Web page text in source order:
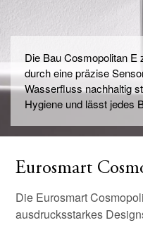
Die Bau Cosmopolitan
durch eine präzise
Wasserfluss nachhaltig
Hygiene und lässt jedes
Eurosmart
Die Eurosmart
ausdrucksstarkes